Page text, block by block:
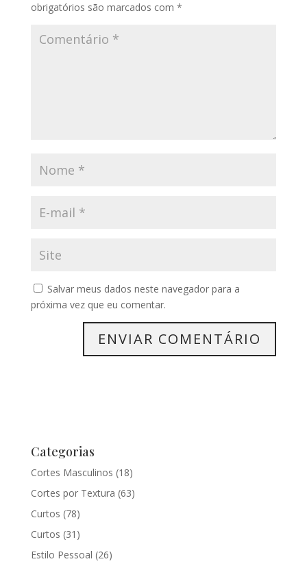
obrigatórios são marcados com *
Salvar meus dados neste navegador para a
próxima vez que eu comentar.
Categorias
Cortes Masculinos (18)
Cortes por Textura (63)
Curtos (78)
Curtos (31)
Estilo Pessoal (26)